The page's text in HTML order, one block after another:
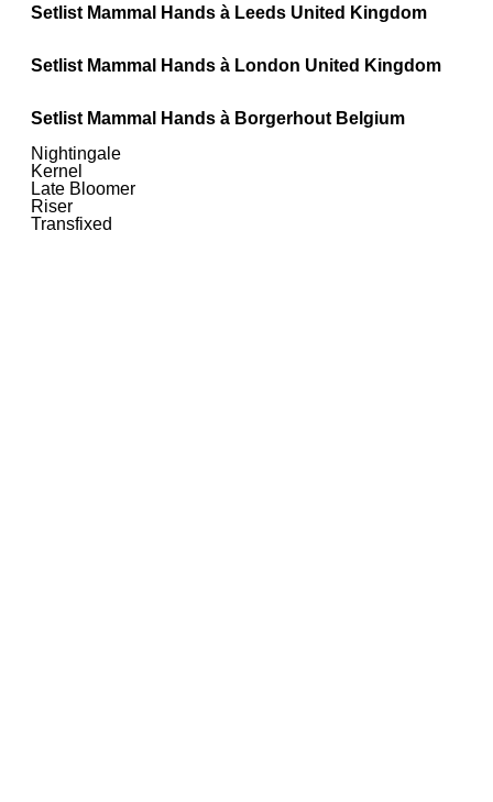
Setlist Mammal Hands à Leeds United Kingdom
Setlist Mammal Hands à London United Kingdom
Setlist Mammal Hands à Borgerhout Belgium
Nightingale
Kernel
Late Bloomer
Riser
Transfixed